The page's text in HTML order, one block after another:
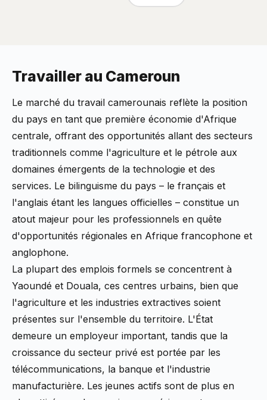
Travailler au Cameroun
Le marché du travail camerounais reflète la position
du pays en tant que première économie d'Afrique
centrale, offrant des opportunités allant des secteurs
traditionnels comme l'agriculture et le pétrole aux
domaines émergents de la technologie et des
services. Le bilinguisme du pays – le français et
l'anglais étant les langues officielles – constitue un
atout majeur pour les professionnels en quête
d'opportunités régionales en Afrique francophone et
anglophone.
La plupart des emplois formels se concentrent à
Yaoundé et Douala, ces centres urbains, bien que
l'agriculture et les industries extractives soient
présentes sur l'ensemble du territoire. L'État
demeure un employeur important, tandis que la
croissance du secteur privé est portée par les
télécommunications, la banque et l'industrie
manufacturière. Les jeunes actifs sont de plus en